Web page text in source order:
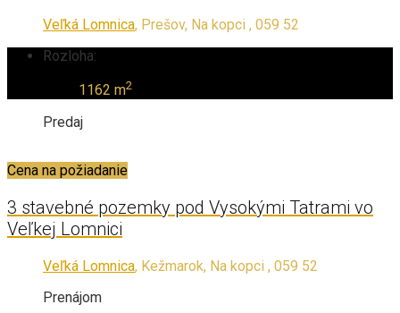
Veľká Lomnica, Prešov, Na kopci , 059 52
Rozloha:
1162 m2
Predaj
Cena na požiadanie
3 stavebné pozemky pod Vysokými Tatrami vo
Veľkej Lomnici
Veľká Lomnica, Kežmarok, Na kopci , 059 52
Prenájom